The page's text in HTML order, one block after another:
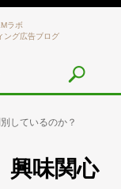
ラボ
ング広告ブログ
しているのか？
興味関心